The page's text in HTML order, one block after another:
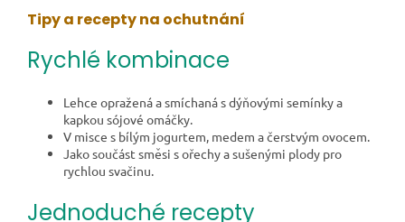
Tipy a recepty na ochutnání
Rychlé kombinace
Lehce opražená a smíchaná s dýňovými semínky a
kapkou sójové omáčky.
V misce s bílým jogurtem, medem a čerstvým ovocem.
Jako součást směsi s ořechy a sušenými plody pro
rychlou svačinu.
Jednoduché recepty